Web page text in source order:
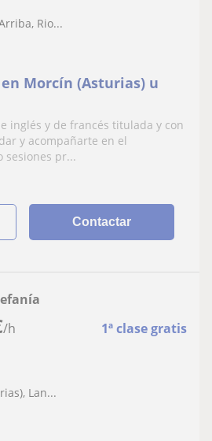
Rio...
Morcín (Asturias) u
inglés y de francés titulada y con
y acompañarte en el
sesiones pr...
Contactar
/h 1ª clase gratis
Lan...